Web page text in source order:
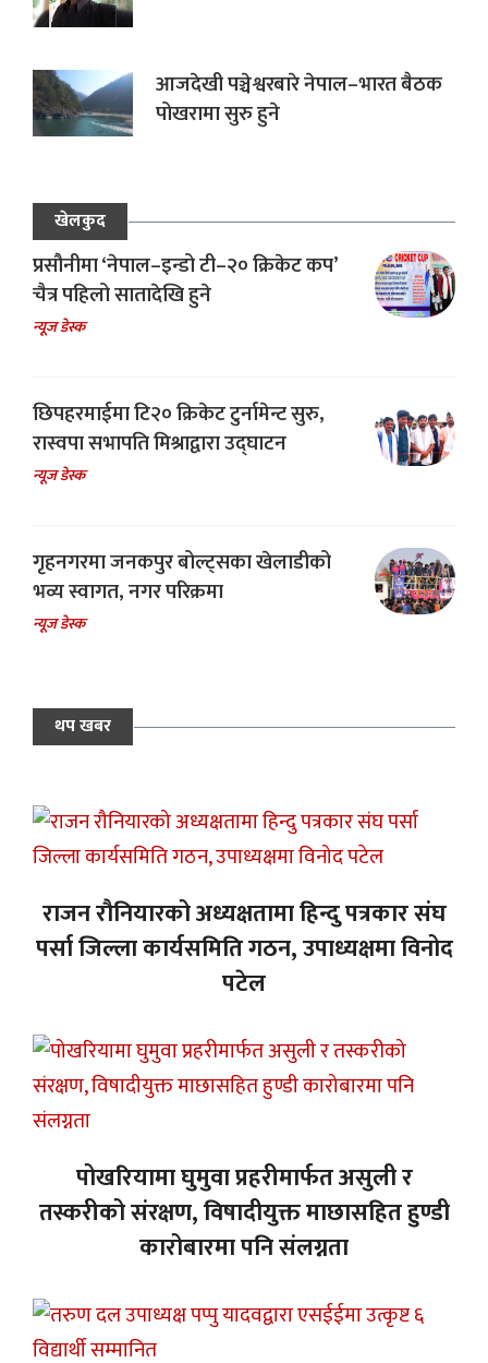
आजदेखी पञ्चेश्वरबारे नेपाल–भारत बैठक
पोखरामा सुरु हुने
खेलकुद
प्रसौनीमा ‘नेपाल–इन्डो टी–२० क्रिकेट कप’
चैत्र पहिलो सातादेखि हुने
न्यूज डेस्क
छिपहरमाईमा टि२० क्रिकेट टुर्नामेन्ट सुरु,
रास्वपा सभापति मिश्राद्वारा उद्घाटन
न्यूज डेस्क
गृहनगरमा जनकपुर बोल्ट्सका खेलाडीको
भव्य स्वागत, नगर परिक्रमा
न्यूज डेस्क
थप खबर
राजन रौनियारको अध्यक्षतामा हिन्दु पत्रकार संघ
पर्सा जिल्ला कार्यसमिति गठन, उपाध्यक्षमा विनोद
पटेल
पोखरियामा घुमुवा प्रहरीमार्फत असुली र
तस्करीको संरक्षण, विषादीयुक्त माछासहित हुण्डी
कारोबारमा पनि संलग्नता